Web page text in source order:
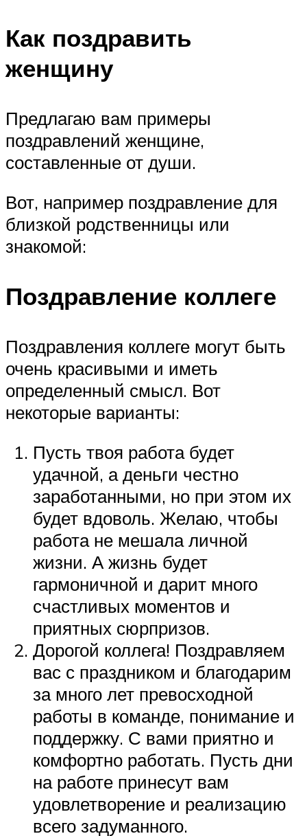
Как поздравить
женщину
Предлагаю вам примеры
поздравлений женщине,
составленные от души.
Вот, например поздравление для
близкой родственницы или
знакомой:
Поздравление коллеге
Поздравления коллеге могут быть
очень красивыми и иметь
определенный смысл. Вот
некоторые варианты:
Пусть твоя работа будет
удачной, а деньги честно
заработанными, но при этом их
будет вдоволь. Желаю, чтобы
работа не мешала личной
жизни. А жизнь будет
гармоничной и дарит много
счастливых моментов и
приятных сюрпризов.
Дорогой коллега! Поздравляем
вас с праздником и благодарим
за много лет превосходной
работы в команде, понимание и
поддержку. С вами приятно и
комфортно работать. Пусть дни
на работе принесут вам
удовлетворение и реализацию
всего задуманного.